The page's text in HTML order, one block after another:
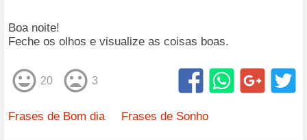
Boa noite!
Feche os olhos e visualize as coisas boas.
20 3
Frases de Bom dia Frases de Sonho